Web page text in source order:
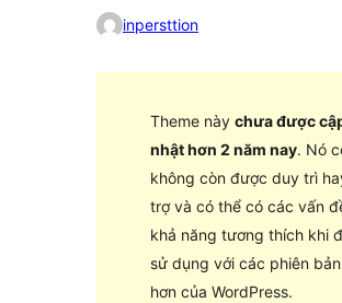
inpersttion
Theme này chưa được
nhật hơn 2 năm nay. Nó
không còn được duy trì
trợ và có thể có các vấn
khả năng tương thích khi
sử dụng với các phiên
hơn của WordPress.